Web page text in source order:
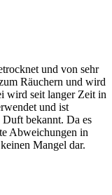
und von sehr
Räuchern und wird
wird seit langer Zeit in
und ist
Duft bekannt. Da es
Abweichungen in
Mangel dar.